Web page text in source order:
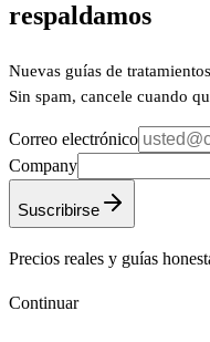
respaldamos
Nuevas guías de
Sin spam, cancele cuando
Correo electrónico
Company
Suscribirse
Precios reales y guías
Continuar